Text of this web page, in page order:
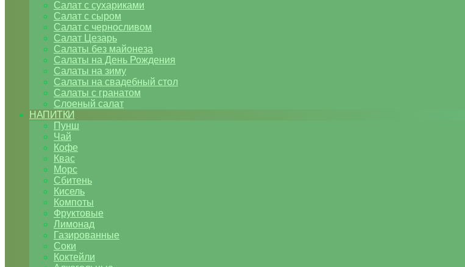
Салат с сухариками
Салат с сыром
Салат с черносливом
Салат Цезарь
Салаты без майонеза
Салаты на День Рождения
Салаты на зиму
Салаты на свадебный стол
Салаты с гранатом
Слоеный салат
НАПИТКИ
Пунш
Чай
Кофе
Квас
Морс
Сбитень
Кисель
Компоты
Фруктовые
Лимонад
Газированные
Соки
Коктейли